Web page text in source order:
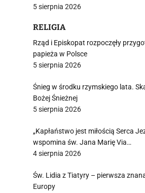
5 sierpnia 2026
RELIGIA
Rząd i Episkopat rozpoczęły
papieża w Polsce
5 sierpnia 2026
Śnieg w środku rzymskiego lata.
Bożej Śnieżnej
5 sierpnia 2026
„Kapłaństwo jest miłością Serca
wspomina św. Jana Marię Via…
4 sierpnia 2026
Św. Lidia z Tiatyry – pierwsza
Europy